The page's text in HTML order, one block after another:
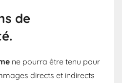
de
ne pourra être tenu pour
directs et indirects